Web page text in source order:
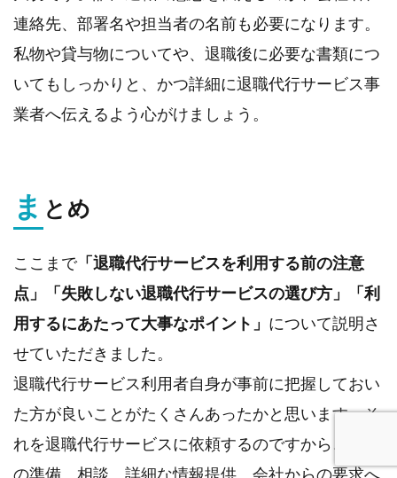
連絡先、部署名や担当者の名前も必要になります。
私物や貸与物についてや、退職後に必要な書類につ
いてもしっかりと、かつ詳細に退職代行サービス事
業者へ伝えるよう心がけましょう。
ま とめ
ここまで「退職代行サービスを利用する前の注意
点」「失敗しない退職代行サービスの選び方」「利
用するにあたって大事なポイント」 について説明さ
せていただきました。
退職代行サービス利用者自身が事前に把握しておい
た方が良いことがたくさんあったかと思います。そ
れを退職代行サービスに依頼するのですから、事前
の準備、相談、詳細な情報提供、会社からの要求へ